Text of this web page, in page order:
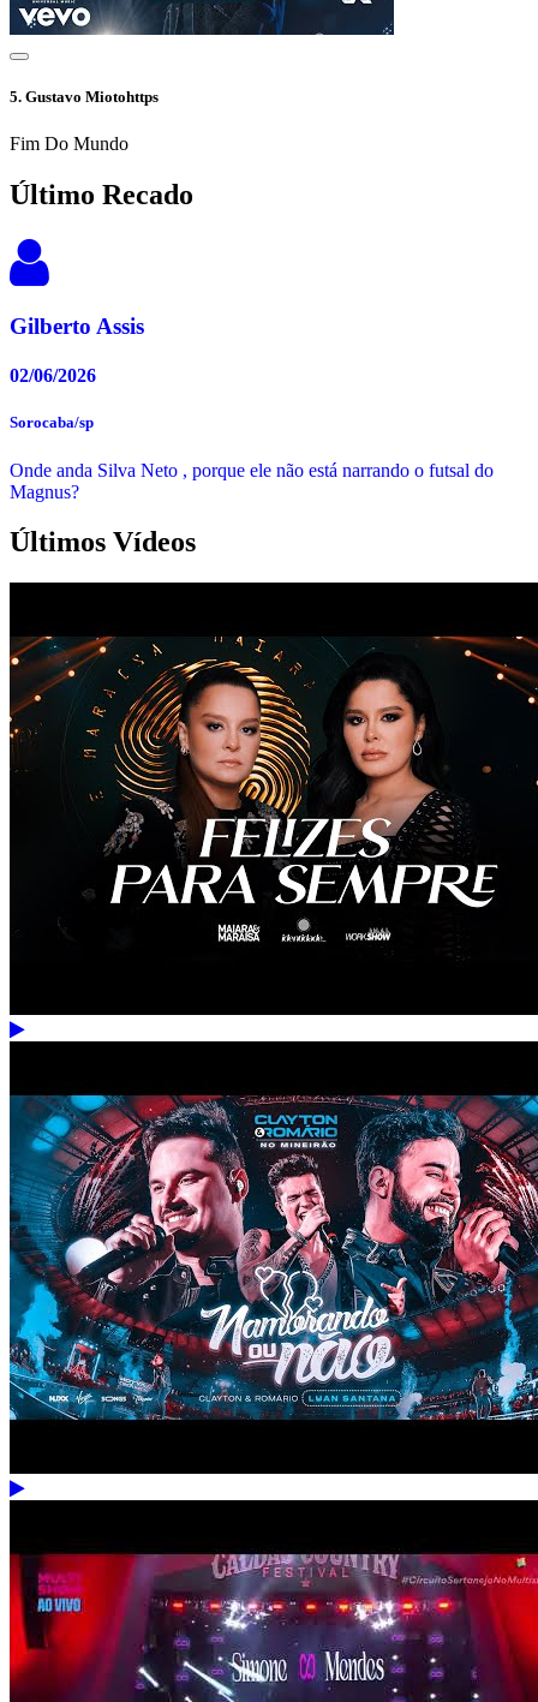
5. Gustavo Miotohttps
Fim Do Mundo
Último Recado
Gilberto Assis
02/06/2026
Sorocaba/sp
Onde anda Silva Neto , porque ele não está narrando o futsal do
Magnus?
Últimos Vídeos